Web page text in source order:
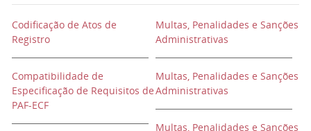
Codificação de Atos de
Registro
Compatibilidade de
Especificação de Requisitos de
PAF-ECF
Multas, Penalidades e Sanções
Administrativas
Multas, Penalidades e Sanções
Administrativas
Multas, Penalidades e Sanções